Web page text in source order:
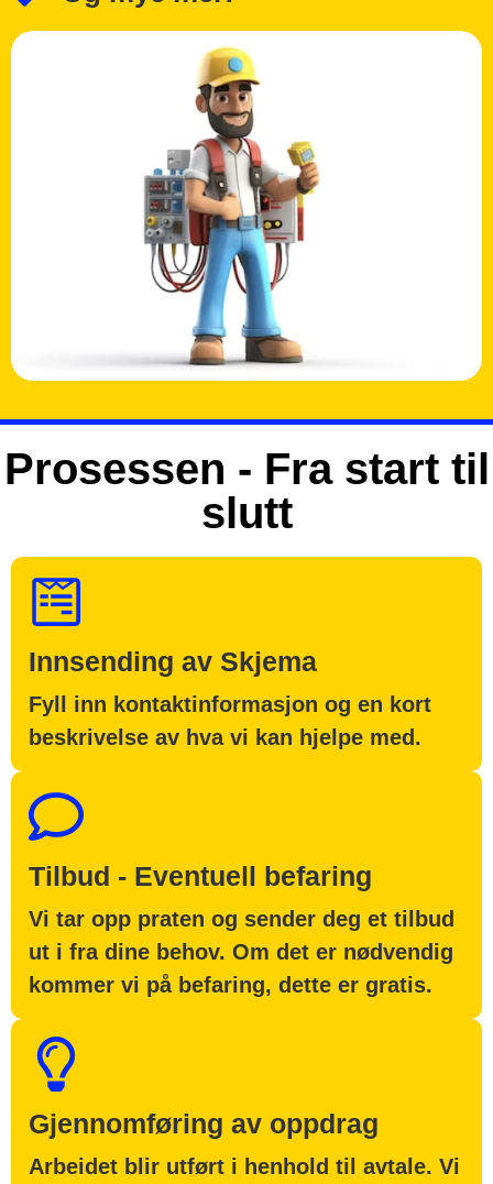
Prosessen - Fra start til
slutt
Innsending av Skjema
Fyll inn kontaktinformasjon og en kort
beskrivelse av hva vi kan hjelpe med.
Tilbud - Eventuell befaring
Vi tar opp praten og sender deg et tilbud
ut i fra dine behov. Om det er nødvendig
kommer vi på befaring, dette er gratis.
Gjennomføring av oppdrag
Arbeidet blir utført i henhold til avtale. Vi